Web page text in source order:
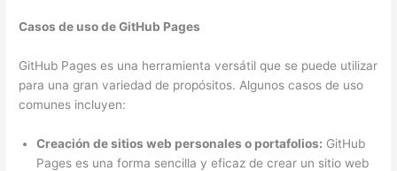
Casos de uso de GitHub Pages
GitHub Pages es una herramienta versátil que se puede utilizar
para una gran variedad de propósitos. Algunos casos de uso
comunes incluyen:
Creación de sitios web personales o portafolios: GitHub
Pages es una forma sencilla y eficaz de crear un sitio web